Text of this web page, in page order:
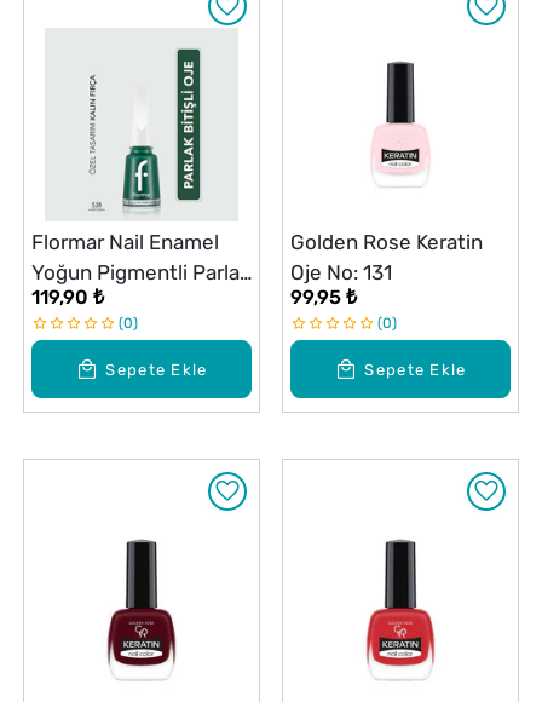
Sepete Ekle
Flormar Nail Enamel
Yoğun Pigmentli Parlak
Oje No: 538
119,90 ₺
0
Sepete Ekle
Golden Rose Keratin
Oje No: 131
99,95 ₺
0